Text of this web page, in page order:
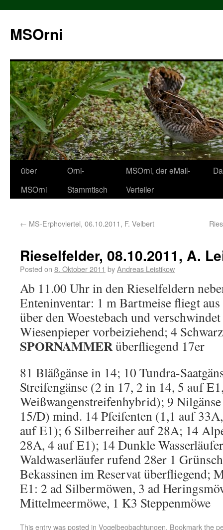
MSOrni
über
MSOrni
Orni-
Stammtisch
MSOrni, der eMail-
Verteiler
← MS-Erphoviertel, 06.10.2011, F. Velbert
Rieselfelder, 08.10.2011, A.
Posted on 8. Oktober 2011 byAndreas Leistikow
Ab 11.00 Uhr in den Rieselfeldern
Enteninventar: 1 m Bartmeise fliegt
über den Woestebach und
Wiesenpieper vorbeiziehend; 4
SPORNAMMERüberfliegend 17er
81 Bläßgänse in 14; 10 Tundra-
Streifengänse (2 in 17, 2 in 14, 5 auf
Weißwangenstreifenhybrid); 9
15/D) mind. 14 Pfeifenten (1,1 auf
auf E1); 6 Silberreiher auf 28A; 14
28A, 4 auf E1); 14 Dunkle
Waldwaserläufer rufend 28er 1
Bekassinen im Reservat überfliegend;
E1: 2 ad Silbermöwen, 3 ad
Mittelmeermöwe, 1 K3 Steppenmöwe
This entry was posted in Vogelbeobachtungen. Bookmark the